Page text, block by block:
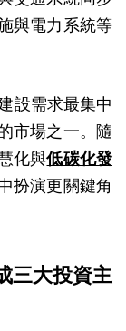
與電力系統等
設需求最集中
市場之一。隨
化與低碳化發
扮演更關鍵角
三大投資主